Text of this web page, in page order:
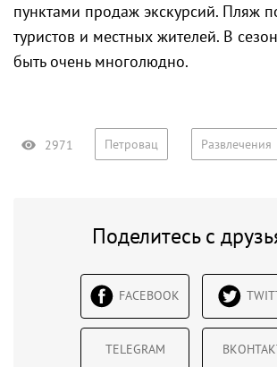
пунктами продаж экскурсий. Пляж
туристов и местных жителей. В
быть очень многолюдно.
2971 Петровац Развлечения
Поделитесь с
FACEBOOK
TELEGRAM